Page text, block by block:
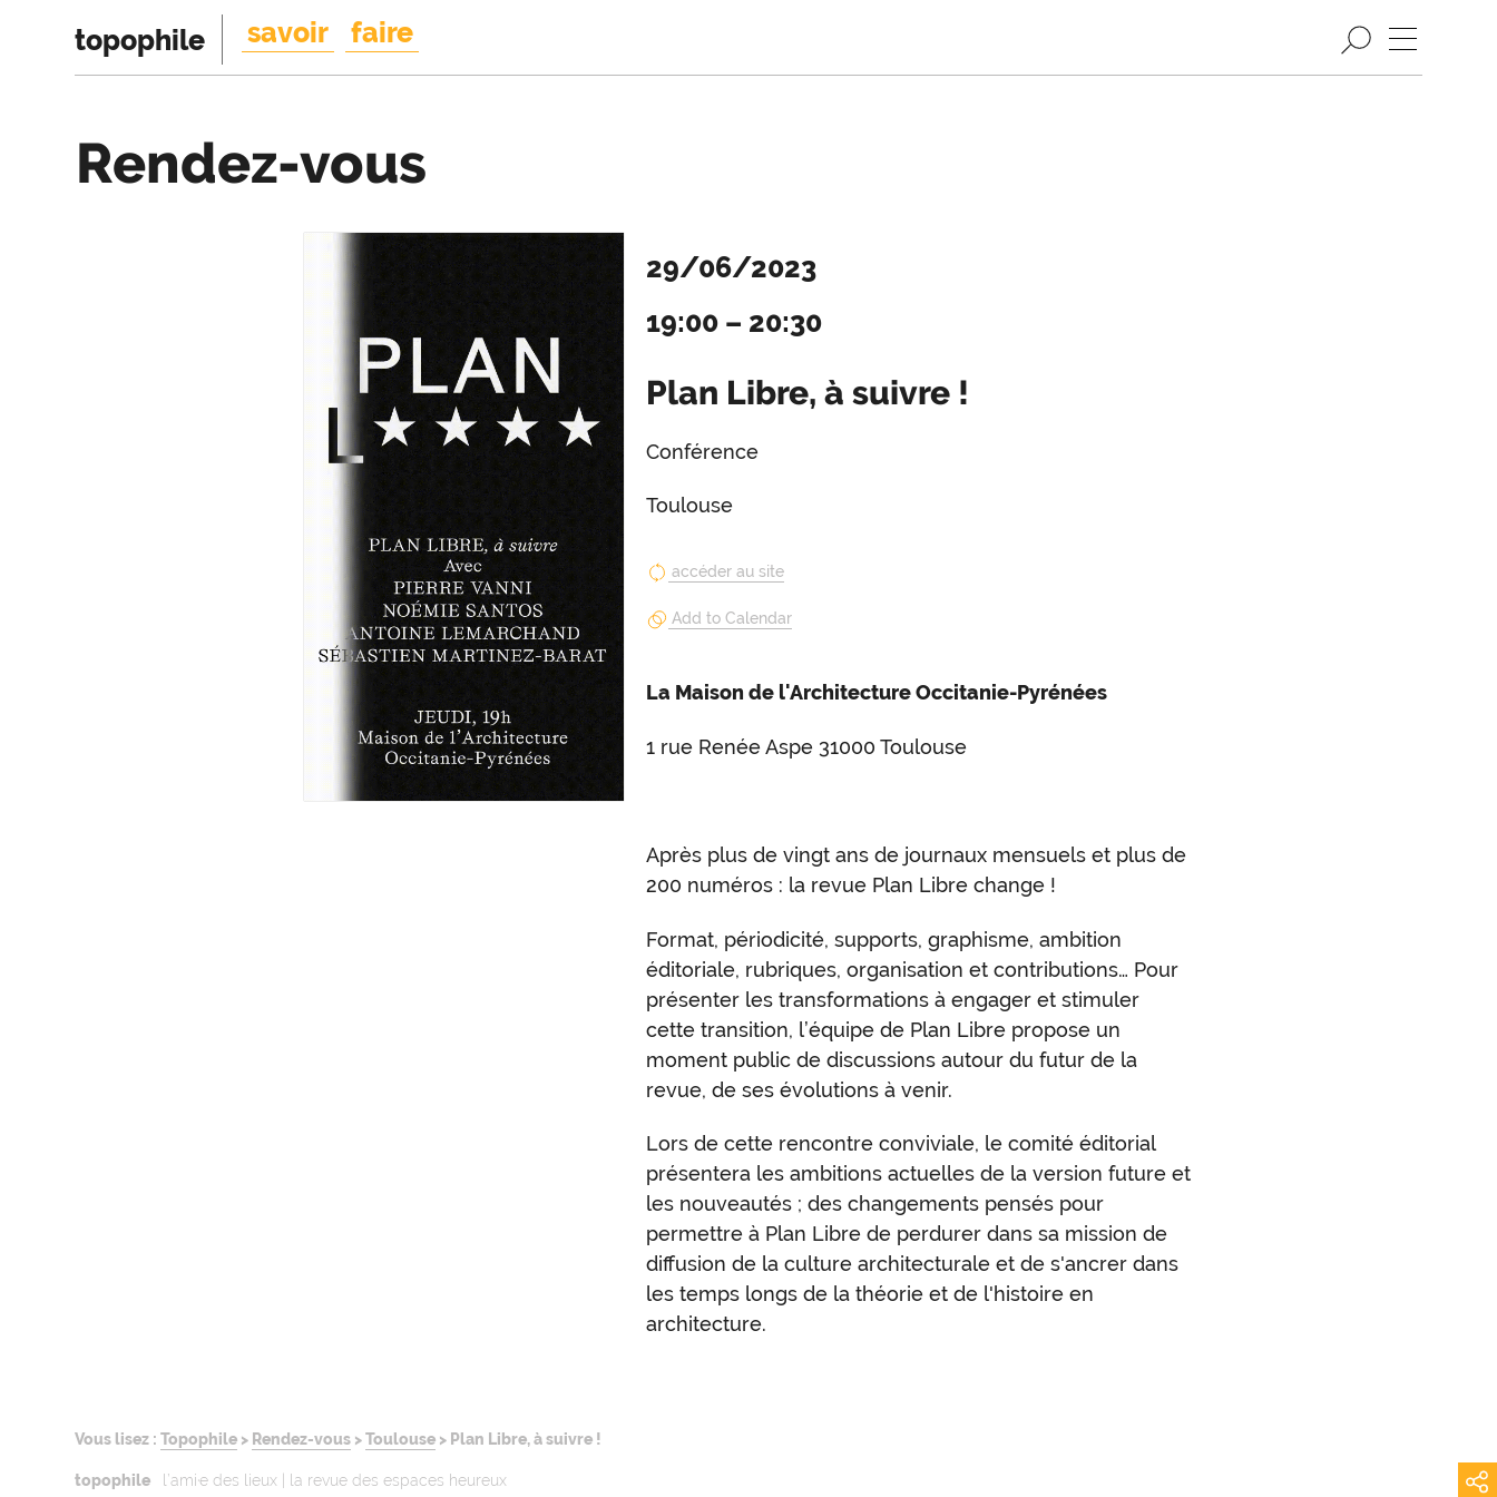
topophile savoir faire
Rendez-vous
29/06/2023
19:00 – 20:30
Plan Libre, à suivre !
Conférence
Toulouse
accéder au site
Add to Calendar
La Maison de l'Architecture Occitanie-Pyrénées
1 rue Renée Aspe 31000 Toulouse
Après plus de vingt ans de journaux mensuels et plus de
200 numéros : la revue Plan Libre change !
Format, périodicité, supports, graphisme, ambition
éditoriale, rubriques, organisation et contributions… Pour
présenter les transformations à engager et stimuler
cette transition, l’équipe de Plan Libre propose un
moment public de discussions autour du futur de la
revue, de ses évolutions à venir.
Lors de cette rencontre conviviale, le comité éditorial
présentera les ambitions actuelles de la version future et
les nouveautés ; des changements pensés pour
permettre à Plan Libre de perdurer dans sa mission de
diffusion de la culture architecturale et de s'ancrer dans
les temps longs de la théorie et de l'histoire en
architecture.
Vous lisez : Topophile > Rendez-vous >Toulouse > Plan Libre, à suivre !
topophile l’ami·e des lieux | la revue des espaces heureux